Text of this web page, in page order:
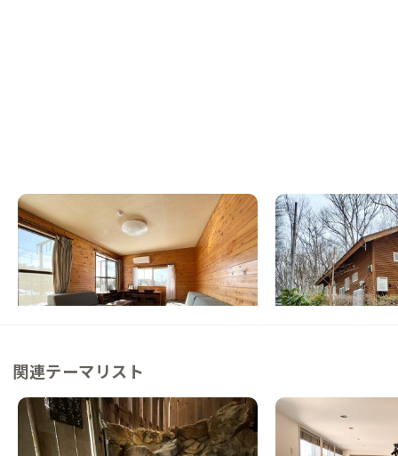
那須B邸
栃木県 戸建て
【北関東の別荘/リゾート地】那須の別荘
地、生活も観光も便利な家
この家からの距離 1km
那須D邸
栃木県 戸建て
【まるっと貸切専用
半、犬も同伴可能な家
この家からの距離 12km
関連テーマリスト